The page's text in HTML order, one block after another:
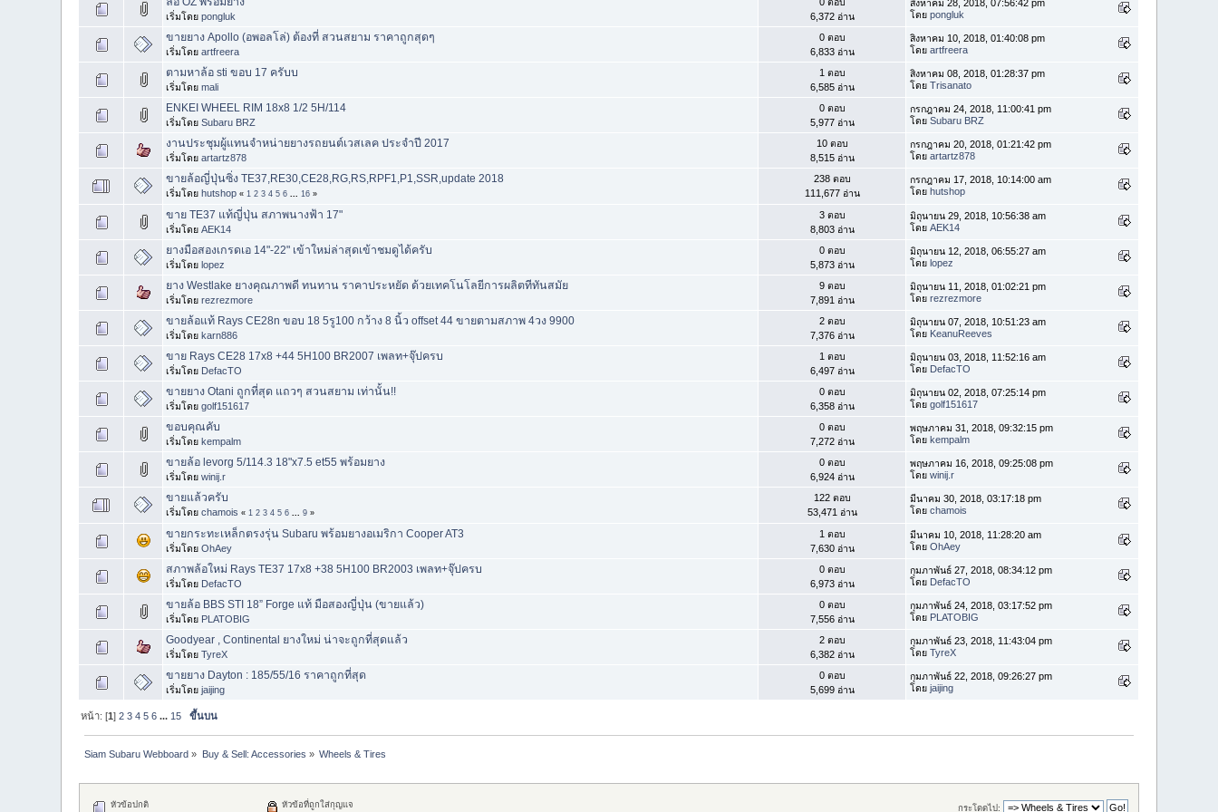
เริ่มโดยpongluk
6,372 อ่าน
สิงหาคม 28, 2018, 07:56:42 pm
โดยpongluk
ขายยาง Apollo (อพอลโล่) ต้องที่ สวนสยาม ราคาถูกสุดๆ
เริ่มโดยartfreera
0 ตอบ
6,833 อ่าน
สิงหาคม 10, 2018, 01:40:08 pm
โดยartfreera
ตามหาล้อ sti ขอบ 17 ครับบ
เริ่มโดยmali
1 ตอบ
6,585 อ่าน
สิงหาคม 08, 2018, 01:28:37 pm
โดยTrisanato
ENKEI WHEEL RIM 18x8 1/2 5H/114
เริ่มโดยSubaru BRZ
0 ตอบ
5,977 อ่าน
กรกฎาคม 24, 2018, 11:00:41 pm
โดยSubaru BRZ
งานประชุมผู้แทนจำหน่ายยางรถยนต์เวสเลค ประจำปี 2017
เริ่มโดยartartz878
10 ตอบ
8,515 อ่าน
กรกฎาคม 20, 2018, 01:21:42 pm
โดยartartz878
ขายล้อญี่ปุ่นซิ่ง TE37,RE30,CE28,RG,RS,RPF1,P1,SSR,update 2018
เริ่มโดยhutshop « 1 2 3 4 5 6 16 »
238 ตอบ
111,677 อ่าน
กรกฎาคม 17, 2018, 10:14:00 am
โดยhutshop
ขาย TE37 แท้ญี่ปุ่น สภาพนางฟ้า 17"
เริ่มโดยAEK14
3 ตอบ
8,803 อ่าน
มิถุนายน 29, 2018, 10:56:38 am
โดยAEK14
ยางมือสองเกรดเอ 14"-22" เข้าใหม่ล่าสุดเข้าชมดูได้ครับ
เริ่มโดยlopez
0 ตอบ
5,873 อ่าน
มิถุนายน 12, 2018, 06:55:27 am
โดยlopez
ยาง Westlake ยางคุณภาพดี ทนทาน ราคาประหยัด ด้วยเทคโนโลยีการผลิตทีทันสมัย
เริ่มโดยrezrezmore
9 ตอบ
7,891 อ่าน
มิถุนายน 11, 2018, 01:02:21 pm
โดยrezrezmore
ขายล้อแท้ Rays CE28n ขอบ 18 5รู100 กว้าง 8 นิ้ว offset 44 ขายตามสภาพ 4วง 9900
เริ่มโดยkarn886
2 ตอบ
7,376 อ่าน
มิถุนายน 07, 2018, 10:51:23 am
โดย KeanuReeves
ขาย Rays CE28 17x8 +44 5H100 BR2007 เพลท+จุ๊ปครบ
เริ่มโดย DefacTO
1 ตอบ
6,497 อ่าน
มิถุนายน 03, 2018, 11:52:16 am
โดย DefacTO
ขายยาง Otani ถูกที่สุด แถวๆ สวนสยาม เท่านั้น!!
เริ่มโดยgolf151617
0 ตอบ
6,358 อ่าน
มิถุนายน 02, 2018, 07:25:14 pm
โดยgolf151617
ขอบคุณคับ
เริ่มโดยkempalm
0 ตอบ
7,272 อ่าน
พฤษภาคม 31, 2018, 09:32:15 pm
โดยkempalm
ขายล้อ levorg 5/114.3 18"x7.5 et55 พร้อมยาง
เริ่มโดยwinij.r
0 ตอบ
6,924 อ่าน
พฤษภาคม 16, 2018, 09:25:08 pm
โดยwinij.r
ขายแล้วครับ
เริ่มโดยchamois « 1 2 3 4 5 6 ...9 »
122 ตอบ
53,471 อ่าน
มีนาคม 30, 2018, 03:17:18 pm
โดยchamois
ขายกระทะเหล็กตรงรุ่น Subaru พร้อมยางอเมริกา Cooper AT3
เริ่มโดยOhAey
1 ตอบ
7,630 อ่าน
มีนาคม 10, 2018, 11:28:20 am
โดยOhAey
สภาพล้อใหม่ Rays TE37 17x8 +38 5H100 BR2003 เพลท+จุ๊ปครบ
เริ่มโดย DefacTO
0 ตอบ
6,973 อ่าน
กุมภาพันธ์ 27, 2018, 08:34:12 pm
โดย DefacTO
ขายล้อ BBS STI 18” Forge แท้ มือสองญี่ปุ่น (ขายแล้ว)
เริ่มโดย PLATOBIG
0 ตอบ
7,556 อ่าน
กุมภาพันธ์ 24, 2018, 03:17:52 pm
โดย PLATOBIG
Goodyear , Continental ยางใหม่ น่าจะถูกที่สุดแล้ว
เริ่มโดยTyreX
2 ตอบ
6,382 อ่าน
กุมภาพันธ์ 23, 2018, 11:43:04 pm
โดยTyreX
ขายยาง Dayton : 185/55/16 ราคาถูกที่สุด
เริ่มโดยjaijing
0 ตอบ
5,699 อ่าน
กุมภาพันธ์ 22, 2018, 09:26:27 pm
โดยjaijing
หน้า: [1]2 3 4 5 6 ... 15 ขึ้นบน
Siam Subaru Webboard » Buy & Sell: Accessories » Wheels & Tires
กระโดดไป:
หัวข้อปกติ หัวข้อที่ถูกใส่กุญแจ